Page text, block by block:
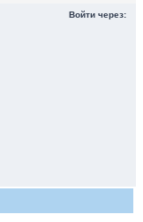
Войти через: